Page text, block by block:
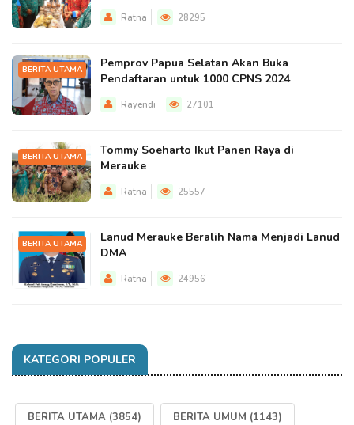
Ratna 28295
BERITA UTAMA
Pemprov Papua Selatan Akan Buka
Pendaftaran untuk 1000 CPNS 2024
Rayendi 27101
BERITA UTAMA
Tommy Soeharto Ikut Panen Raya di
Merauke
Ratna 25557
BERITA UTAMA
Lanud Merauke Beralih Nama Menjadi Lanud
DMA
Ratna 24956
KATEGORI POPULER
BERITA UTAMA (3854) BERITA UMUM (1143)